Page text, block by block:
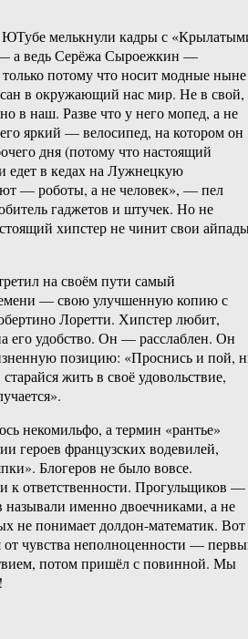
ЮТубе мелькнули кадры с
а ведь Серёжа Сыроежкин —
потому что носит модные ныне
в окружающий нас мир. Не в свой,
в наш. Разве что у него мопед, а не
яркий — велосипед, на котором он
дня (потому что настоящий
едет в кедах на Лужнецкую
— роботы, а не человек», — пел
гаджетов и штучек. Но не
хипстер не чинит свои
на своём пути самый
— свою улучшенную копию с
Лоретти. Хипстер любит,
его удобство. Он — расслаблен. Он
позицию: «Проснись и пой,
жить в своё удовольствие,
некомильфо, а термин «рантье»
героев французских водевилей,
Блогеров не было вовсе.
к ответственности. Прогульщиков —
называли именно двоечниками, а не
не понимает долдон-математик. Вот
от чувства неполноценности —
потом пришёл с повинной. Мы